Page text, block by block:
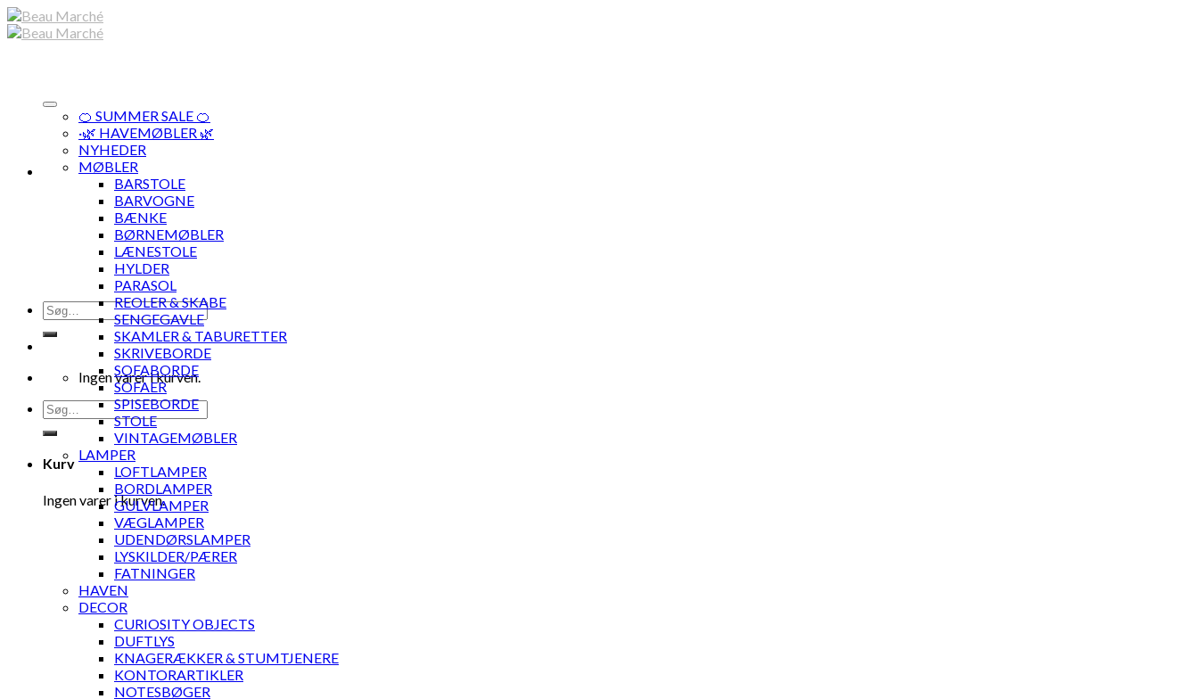
Skip
to
Søg
efter:
Ingen varer i kurven.
Søg
efter:
Kurv
Ingen varer i kurven.
🍊 SUMMER SALE 🍊
·🌿 HAVEMØBLER 🌿
NYHEDER
MØBLER
BARSTOLE
BARVOGNE
BÆNKE
BØRNEMØBLER
LÆNESTOLE
HYLDER
PARASOL
REOLER & SKABE
SENGEGAVLE
SKAMLER & TABURETTER
SKRIVEBORDE
SOFABORDE
SOFAER
SPISEBORDE
STOLE
VINTAGEMØBLER
LAMPER
LOFTLAMPER
BORDLAMPER
GULVLAMPER
VÆGLAMPER
UDENDØRSLAMPER
LYSKILDER/PÆRER
FATNINGER
HAVEN
DECOR
CURIOSITY OBJECTS
DUFTLYS
KNAGERÆKKER & STUMTJENERE
KONTORARTIKLER
NOTESBØGER